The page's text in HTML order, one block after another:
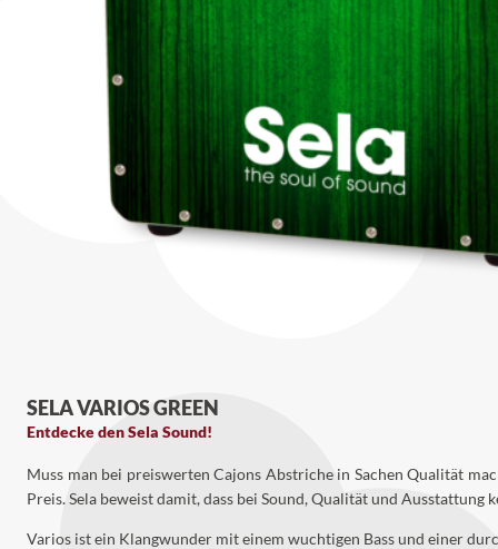
SELA VARIOS GREEN
Entdecke den Sela Sound!
Muss man bei preiswerten Cajons Abstriche in Sachen Qualität
Preis. Sela beweist damit, dass bei Sound, Qualität und Ausstattung
Varios ist ein Klangwunder mit einem wuchtigen Bass und einer